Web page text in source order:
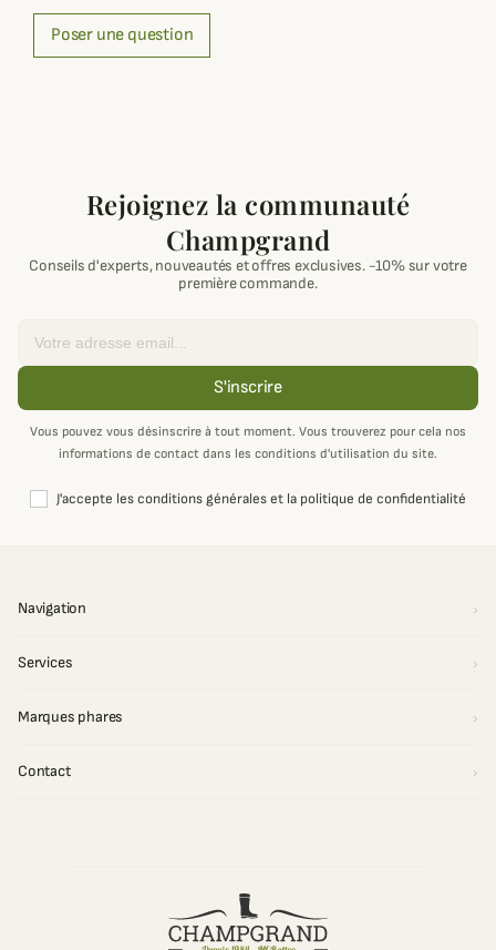
Poser une question
Rejoignez la communauté
Champgrand
Conseils d'experts, nouveautés et offres exclusives. -10% sur votre
première commande.
S'inscrire
Vous pouvez vous désinscrire à tout moment. Vous trouverez pour cela nos
informations de contact dans les conditions d'utilisation du site.
J'accepte les conditions générales et la politique de confidentialité
Navigation
Services
Marques phares
Contact